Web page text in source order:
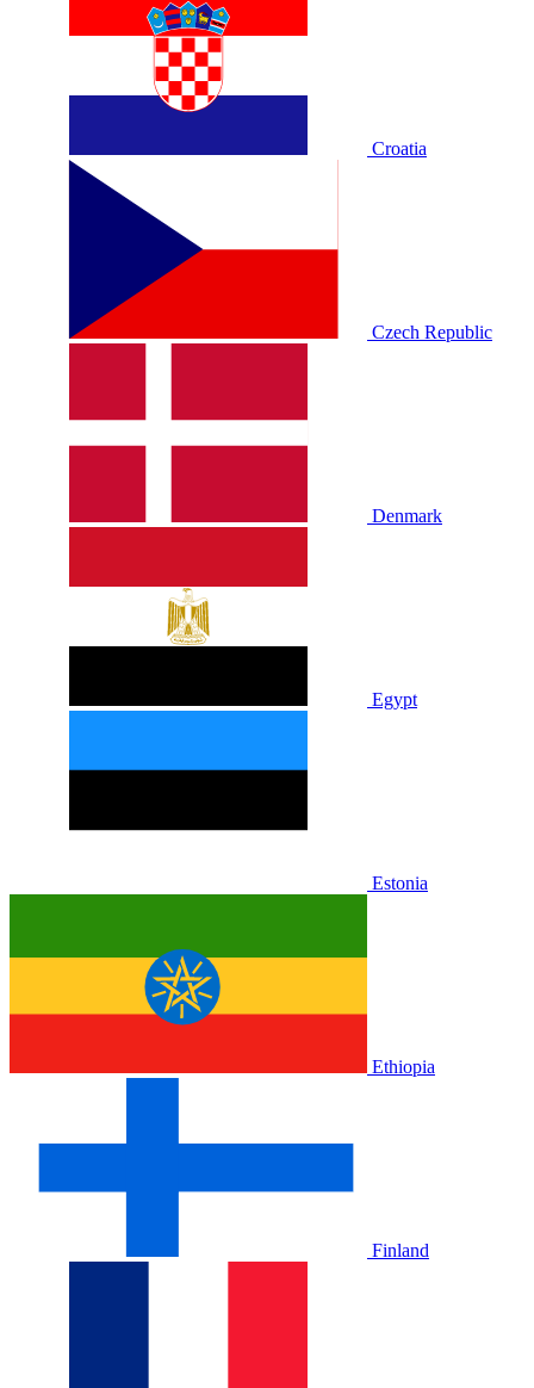
Croatia
Czech Republic
Denmark
Egypt
Estonia
Ethiopia
Finland